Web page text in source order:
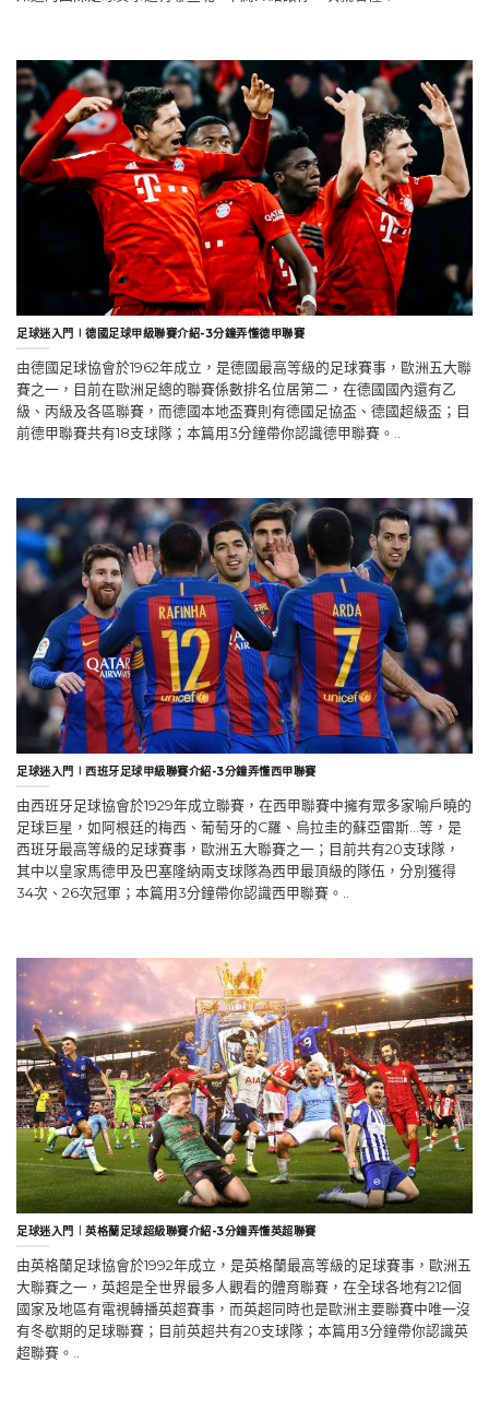
知道的國際足球賽事還有哪些呢? 本篇介紹讓你一次就看懂！..
足球迷入門∣德國足球甲級聯賽介紹-3分鐘弄懂德甲聯賽
由德國足球協會於1962年成立，是德國最高等級的足球賽事，歐洲五大聯
賽之一，目前在歐洲足總的聯賽係數排名位居第二，在德國國內還有乙
級、丙級及各區聯賽，而德國本地盃賽則有德國足協盃、德國超級盃；目
前德甲聯賽共有18支球隊；本篇用3分鐘帶你認識德甲聯賽。..
足球迷入門∣西班牙足球甲級聯賽介紹-3分鐘弄懂西甲聯賽
由西班牙足球協會於1929年成立聯賽，在西甲聯賽中擁有眾多家喻戶曉的
足球巨星，如阿根廷的梅西、葡萄牙的C羅、烏拉圭的蘇亞雷斯…等，是
西班牙最高等級的足球賽事，歐洲五大聯賽之一；目前共有20支球隊，
其中以皇家馬德甲及巴塞隆納兩支球隊為西甲最頂級的隊伍，分別獲得
34次、26次冠軍；本篇用3分鐘帶你認識西甲聯賽。..
足球迷入門︱英格蘭足球超級聯賽介紹-3分鐘弄懂英超聯賽
由英格蘭足球協會於1992年成立，是英格蘭最高等級的足球賽事，歐洲五
大聯賽之一，英超是全世界最多人觀看的體育聯賽，在全球各地有212個
國家及地區有電視轉播英超賽事，而英超同時也是歐洲主要聯賽中唯一沒
有冬歇期的足球聯賽；目前英超共有20支球隊；本篇用3分鐘帶你認識英
超聯賽。..